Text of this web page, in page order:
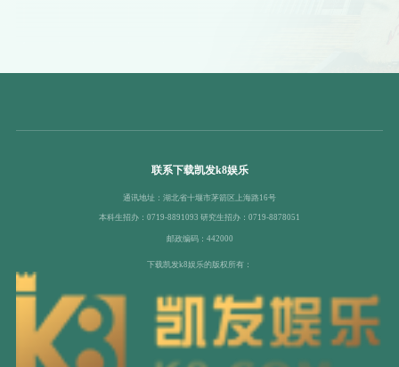
联系下载凯发k8娱乐
通讯地址：湖北省十堰市茅箭区上海路16号
本科生招办：0719-8891093 研究生招办：0719-8878051
邮政编码：442000
下载凯发k8娱乐的版权所有：